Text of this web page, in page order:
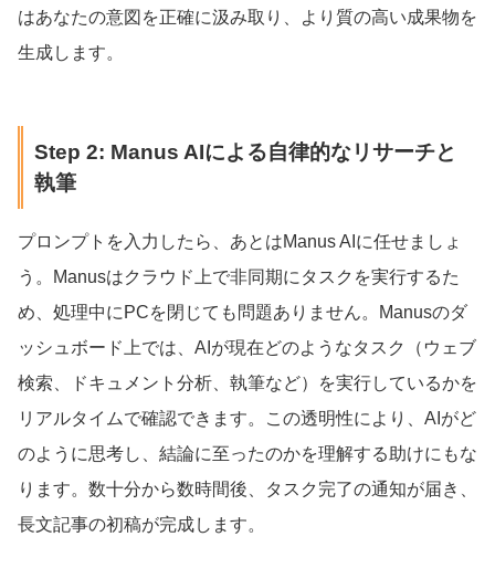
はあなたの意図を正確に汲み取り、より質の高い成果物を
生成します。
Step 2: Manus AIによる自律的なリサーチと
執筆
プロンプトを入力したら、あとはManus AIに任せましょ
う。Manusはクラウド上で非同期にタスクを実行するた
め、処理中にPCを閉じても問題ありません。Manusのダ
ッシュボード上では、AIが現在どのようなタスク（ウェブ
検索、ドキュメント分析、執筆など）を実行しているかを
リアルタイムで確認できます。この透明性により、AIがど
のように思考し、結論に至ったのかを理解する助けにもな
ります。数十分から数時間後、タスク完了の通知が届き、
長文記事の初稿が完成します。